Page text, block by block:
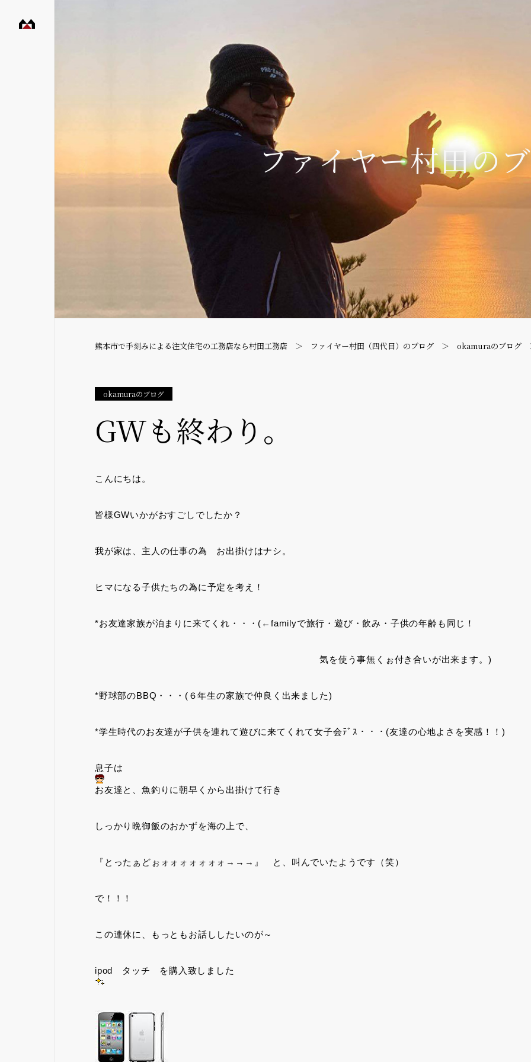
ファイヤー村田の
熊本市で手刻みによる注文住宅の工務店なら村田工務店 ファイヤー村田（四代目）のブログ okamuraのブログ
okamuraのブログ
GWも終わり。
こんにちは。
皆様GWいかがおすごしでしたか？
我が家は、主人の仕事の為 お出掛けはナシ。
ヒマになる子供たちの為に予定を考え！
*お友達家族が泊まりに来てくれ・・・(←familyで旅行・遊び・飲み・子供の年齢も同じ！
気を使う事無くぉ付き合いが出来ます。)
*野球部のBBQ・・・(６年生の家族で仲良く出来ました)
*学生時代のお友達が子供を連れて遊びに来てくれて女子会ﾃﾞｽ・・・(友達の心地よさを実感！！)
息子は
お友達と、魚釣りに朝早くから出掛けて行き
しっかり晩御飯のおかずを海の上で、
『とったぁどぉォォォォォォォ→→→』 と、叫んでいたようです（笑）
で！！！
この連休に、もっともお話ししたいのが～
ipod タッチ を購入致しました